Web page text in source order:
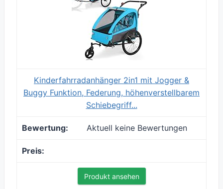
Kinderfahrradanhänger 2in1 mit Jogger &
Buggy Funktion, Federung, höhenverstellbarem
Schiebegriff...
Aktuell keine Bewertungen
Produkt ansehen